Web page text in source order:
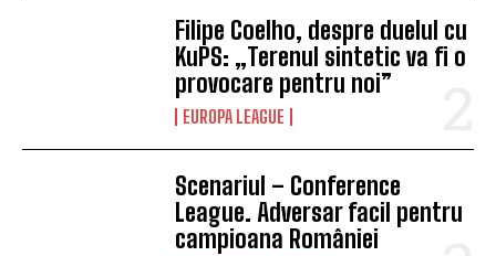
Filipe Coelho, despre duelul cu
KuPS: „Terenul sintetic va fi o
provocare pentru noi”
EUROPA LEAGUE
Scenariul – Conference
League. Adversar facil pentru
campioana României